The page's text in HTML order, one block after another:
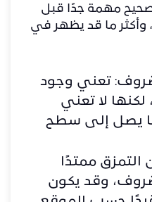
صحيح مهمة جدًا قبل
وأكثر ما قد يظهر في
تعني وجود
لكنها لا تعني
يصل إلى سطح
ممتدًا
وقد يكون